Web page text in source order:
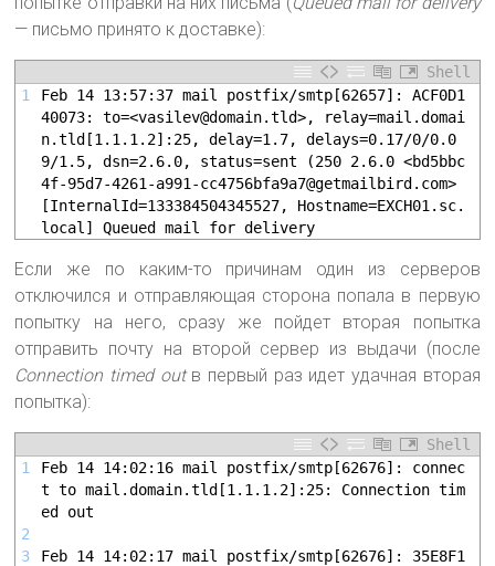
— письмо принято к доставке):
Shell
1
Feb 14 13:57:37 mail postfix/smtp[62657]: ACF0D1
40073: to=<vasilev@domain.tld>, relay=mail.domai
n.tld[1.1.1.2]:25, delay=1.7, delays=0.17/0/0.0
9/1.5, dsn=2.6.0, status=sent (250 2.6.0 <bd5bbc
4f-95d7-4261-a991-cc4756bfa9a7@getmailbird.com>
[InternalId=133384504345527, Hostname=EXCH01.sc.
local] Queued mail for delivery
Если же по каким-то причинам один из серверов
отключился и отправляющая сторона попала в первую
попытку на него, сразу же пойдет вторая попытка
отправить почту на второй сервер из выдачи (после
Connection timed outв первый раз идет удачная вторая
попытка):
Shell
1
2
3
Feb 14 14:02:16 mail postfix/smtp[62676]: connec
t to mail.domain.tld[1.1.1.2]:25: Connection tim
ed out
Feb 14 14:02:17 mail postfix/smtp[62676]: 35E8F1